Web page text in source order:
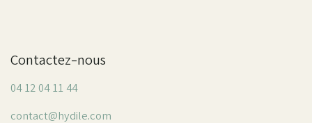
Contactez-nous
04 12 04 11 44
contact@hydile.com